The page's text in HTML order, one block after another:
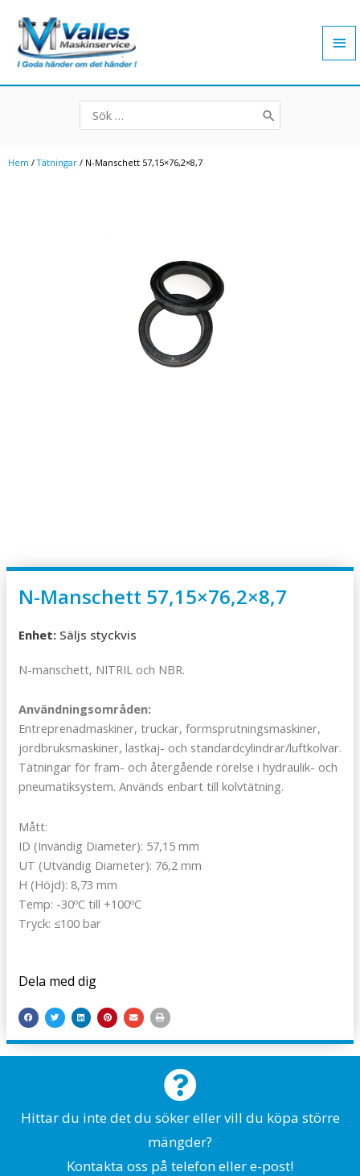
innehåll
Search
for:
Hem /Tätningar / N-Manschett 57,15×76,2×8,7
N-Manschett 57,15×76,2×8,7
Enhet: Säljs styckvis
N-manschett, NITRIL och NBR.
Användningsområden:
Entreprenadmaskiner, truckar, formsprutningsmaskiner,
jordbruksmaskiner, lastkaj- och standardcylindrar/luftkolvar.
Tätningar för fram- och återgående rörelse i hydraulik- och
pneumatiksystem. Används enbart till kolvtätning.
Mått:
ID (Invändig Diameter): 57,15 mm
UT (Utvändig Diameter): 76,2 mm
H (Höjd): 8,73 mm
Temp: -30ºC till +100ºC
Tryck: ≤100 bar
Dela med dig
Hittar du inte det du söker eller vill du köpa större
mängder?
Kontakta oss på telefon eller e-post!